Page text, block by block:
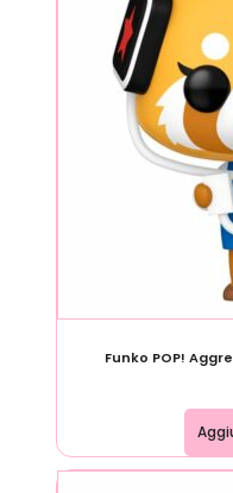
Funko POP!